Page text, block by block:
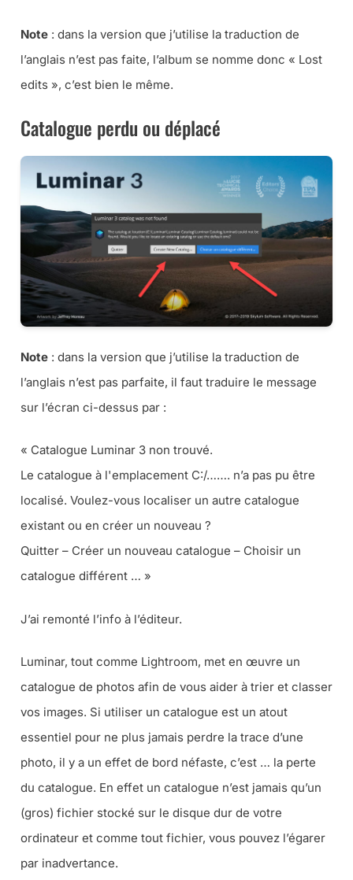
Note : dans la version que j’utilise la traduction de
l’anglais n’est pas faite, l’album se nomme donc « Lost
edits », c’est bien le même.
Catalogue perdu ou déplacé
Note : dans la version que j’utilise la traduction de
l’anglais n’est pas parfaite, il faut traduire le message
sur l’écran ci-dessus par :
« Catalogue Luminar 3 non trouvé.
Le catalogue à l'emplacement C:/……. n’a pas pu être
localisé. Voulez-vous localiser un autre catalogue
existant ou en créer un nouveau ?
Quitter – Créer un nouveau catalogue – Choisir un
catalogue différent … »
J’ai remonté l’info à l’éditeur.
Luminar, tout comme Lightroom, met en œuvre un
catalogue de photos afin de vous aider à trier et classer
vos images. Si utiliser un catalogue est un atout
essentiel pour ne plus jamais perdre la trace d’une
photo, il y a un effet de bord néfaste, c’est … la perte
du catalogue. En effet un catalogue n’est jamais qu’un
(gros) fichier stocké sur le disque dur de votre
ordinateur et comme tout fichier, vous pouvez l’égarer
par inadvertance.